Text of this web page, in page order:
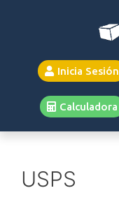
Inicia Sesión
Calculadora
USPS